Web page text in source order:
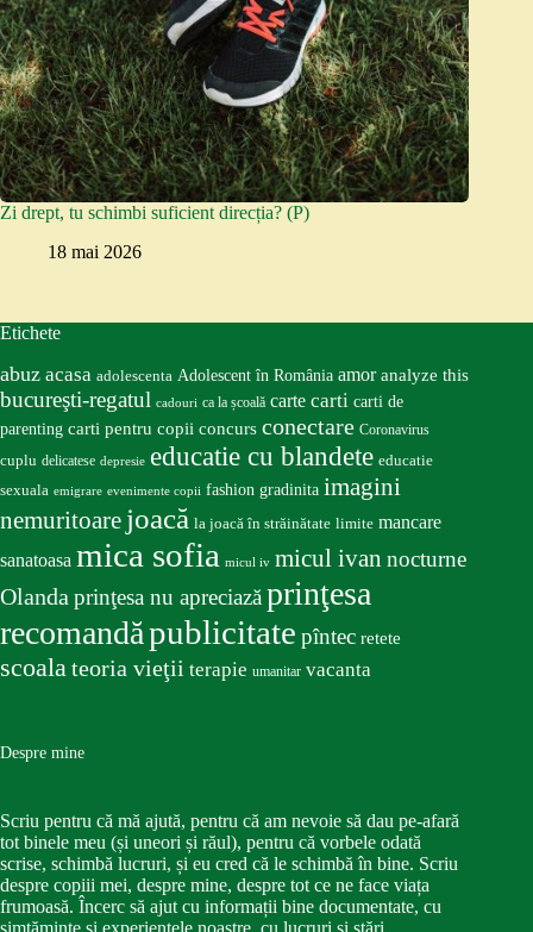
Zi drept, tu schimbi suficient direcția? (P)
18 mai 2026
Etichete
abuz acasa adolescenta Adolescent în România amor analyze this
bucureşti-regatul cadouri ca la școală carte carti carti de
parenting carti pentru copii concurs conectare Coronavirus
cuplu delicatese depresie educatie cu blandete educatie
sexuala emigrare evenimente copii fashion gradinita imagini
nemuritoare joacă la joacă în străinătate limite mancare
sanatoasa mica sofia micul iv micul ivan nocturne
Olandaprinţesa nu apreciazăprinţesa
recomandăpublicitate pîntec retete
scoalateoria vieţii terapie umanitar vacanta
Despre mine
Scriu pentru că mă ajută, pentru că am nevoie să dau pe-afară
tot binele meu (și uneori și răul), pentru că vorbele odată
scrise, schimbă lucruri, și eu cred că le schimbă în bine. Scriu
despre copiii mei, despre mine, despre tot ce ne face viața
frumoasă. Încerc să ajut cu informații bine documentate, cu